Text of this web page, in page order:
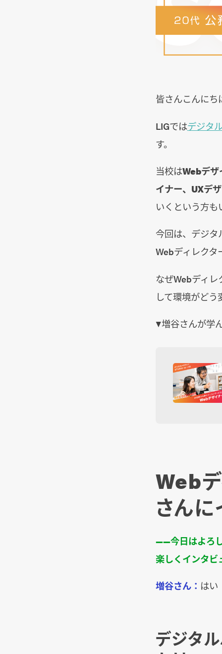
皆さんこんにち
LIGではデジタ
す。
当校はWebデザ
イナー、UXデ
いくという方も
今回は、デジタ
Webディレクタ
なぜWebディ
して環境がど
▼増谷さんが学
Web
さんに
――今日はよろ
楽しくインタビ
増谷さん： はい
デジタ